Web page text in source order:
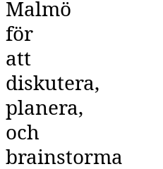
Malmö
för
att
diskutera,
planera,
och
brainstorma